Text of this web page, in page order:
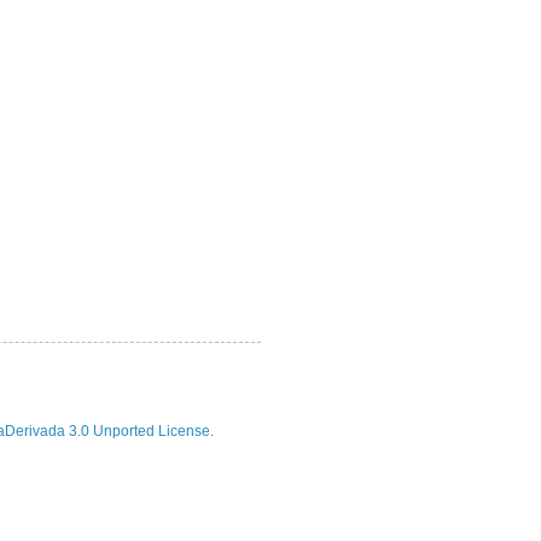
3.0 Unported License.